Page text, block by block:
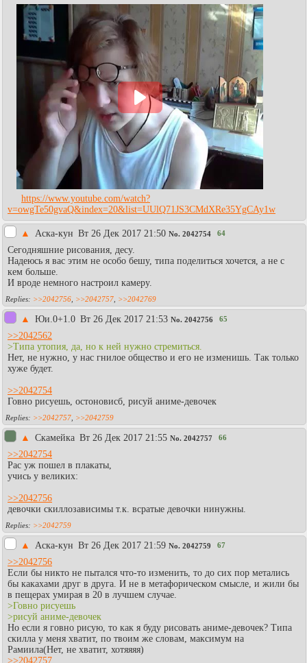
https://www.youtube.com/watch?
v=owgTe50gvaQ&index=20&list=UUlQ71JS3CMdXRe35YgCAy1w
▲ Аска-кун Вт 26 Дек 2017 21:50 No. 2042754 64
Сегодняшние рисования, десу.
Надеюсь я вас этим не особо бешу, типа поделиться хочется, а не с
кем больше.
И вроде немного настроил камеру.
>>2042756 >>2042757 >>2042769
▲ Юи.0+1.0 Вт 26 Дек 2017 21:53 No. 2042756 65
>>2042562
>Типа утопия, да, но к ней нужно стремиться.
Нет, не нужно, у нас гнилое общество и его не изменишь. Так только
хуже будет.
>>2042754
Говно рисуешь, остоновисб, рисуй аниме-девочек
>>2042757 >>2042759
▲ Скамейка Вт 26 Дек 2017 21:55 No. 2042757 66
>>2042754
Рас уж пошел в плакаты,
учись у великих:
>>2042756
девочки скиллозависимы т.к. всратые девочки нинужны.
>>2042759
▲ Аска-кун Вт 26 Дек 2017 21:59 No. 2042759 67
>>2042756
Если бы никто не пытался что-то изменить, то до сих пор метались
бы какахами друг в друга. И не в метафорическом смысле, и жили бы
в пещерах умирая в 20 в лучшем случае.
>Говно рисуешь
>рисуй аниме-девочек
Но если я говно рисую, то как я буду рисовать аниме-девочек? Типа
скилла у меня хватит, по твоим же словам, максимум на
Рамиила(Нет, не хватит, хотяяяя)
>>2042757